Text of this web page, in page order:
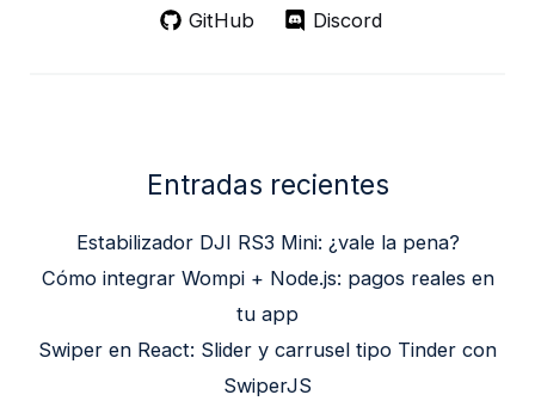
GitHub
Discord
Entradas recientes
Estabilizador DJI RS3 Mini: ¿vale la pena?
Cómo integrar Wompi + Node.js: pagos reales en
tu app
Swiper en React: Slider y carrusel tipo Tinder con
SwiperJS